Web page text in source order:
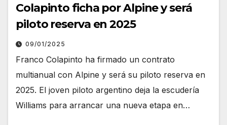
Colapinto ficha por Alpine y será
piloto reserva en 2025
09/01/2025
Franco Colapinto ha firmado un contrato
multianual con Alpine y será su piloto reserva en
2025. El joven piloto argentino deja la escudería
Williams para arrancar una nueva etapa en…